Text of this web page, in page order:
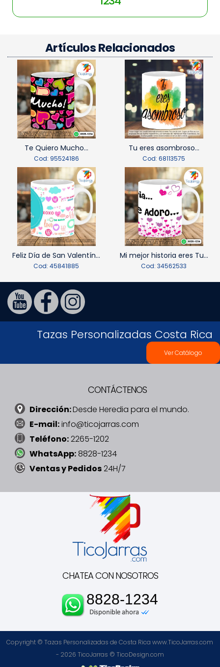
Artículos Relacionados
Te Quiero Mucho...
Cod: 95524186
Tu eres asombroso...
Cod: 68113575
Feliz Día de San Valentín...
Cod: 45841885
Mi mejor historia eres Tu...
Cod: 34562533
Tazas Personalizadas Costa Rica
Ver Catálogo
CONTÁCTENOS
Dirección:Desde Heredia para el mundo.
E-mail:info@ticojarras.com
Teléfono:2265-1202
WhatsApp:8828-1234
Ventas y Pedidos24H/7
CHATEA CON NOSOTROS
8828-1234
Copyright © Tazas Personalizadas de Costa Rica www.TicoJarras.com
- 2026 TicoJarras © TicoDesign.com